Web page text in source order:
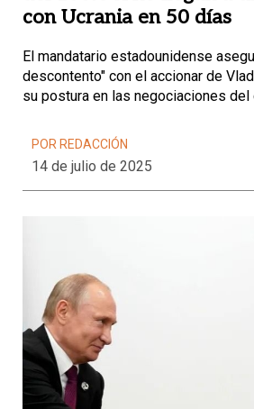
con Ucrania en 50 días
El mandatario estadounidense
descontento" con el accionar de
su postura en las negociaciones del
POR REDACCIÓN
14 de julio de 2025